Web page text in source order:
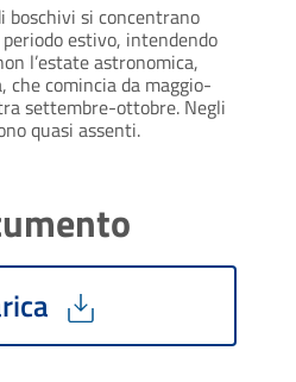
boschivi si concentrano
estivo, intendendo
l’estate astronomica,
che comincia da maggio-
settembre-ottobre. Negli
quasi assenti.